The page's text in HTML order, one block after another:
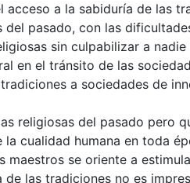
a la sabiduría de las
pasado, con las
sin culpabilizar a
en el tránsito de las
a sociedades de
religiosas del pasado pero
cualidad humana en toda
se oriente a
las tradiciones no es